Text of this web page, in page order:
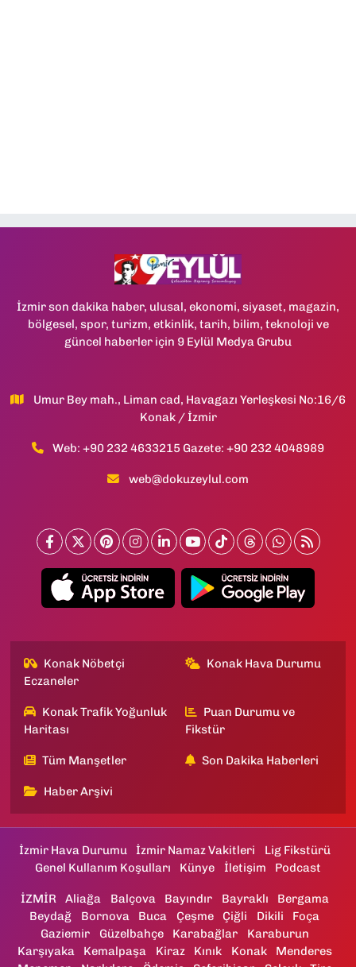
İzmir son dakika haber, ulusal, ekonomi, siyaset, magazin,
bölgesel, spor, turizm, etkinlik, tarih, bilim, teknoloji ve
güncel haberler için 9 Eylül Medya Grubu
Umur Bey mah., Liman cad, Havagazı Yerleşkesi No:16/6
Konak / İzmir
Web: +90 232 4633215 Gazete: +90 232 4048989
web@dokuzeylul.com
Konak Nöbetçi
Eczaneler
Konak Hava Durumu
Konak Trafik Yoğunluk
Haritası
Puan Durumu ve
Fikstür
Tüm Manşetler Son Dakika Haberleri
Haber Arşivi
İzmir Hava Durumu İzmir Namaz Vakitleri
Lig Fikstürü
Genel Kullanım Koşulları
Künye İletişim Podcast
İZMİR Aliağa Balçova Bayındır Bayraklı
Bergama
Beydağ
Bornova Buca Çeşme Çiğli Dikili
Foça
Gaziemir
Güzelbahçe Karabağlar
Karaburun
Karşıyaka
Kemalpaşa Kiraz Kınık Konak
Menderes